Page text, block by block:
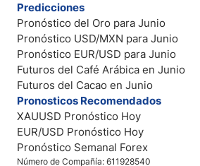
Número de Compañía: 611928540
Predicciones
Pronóstico del Oro para Junio
Pronóstico USD/MXN para Junio
Pronóstico EUR/USD para Junio
Futuros del Café Arábica en Junio
Futuros del Cacao en Junio
Pronosticos Recomendados
XAUUSD Pronóstico Hoy
EUR/USD Pronóstico Hoy
Pronóstico Semanal Forex